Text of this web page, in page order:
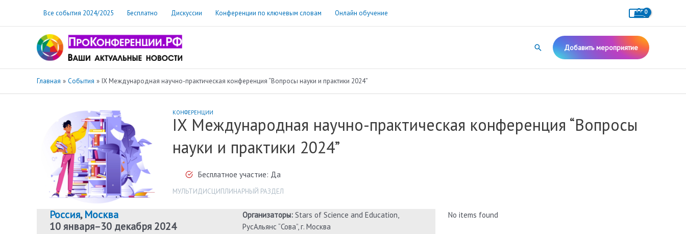
содержимому
Все события 2024/2025 Бесплатно Дискуссии Конференции по ключевым словам Онлайн обучение
Поиск Добавить мероприятие
Главная События IX Международная научно-практическая конференция “Вопросы науки и практики 2024”
КОНФЕРЕНЦИИ
IX Международная научно-практическая конференция “Вопросы
науки и практики 2024”
Бесплатное участие: Да
МУЛЬТИДИСЦИПЛИНАРНЫЙ РАЗДЕЛ
Россия,Москва
10 января–30 декабря 2024
Организаторы: Stars of Science and Education,
РусАльянс “Сова”, г. Москва
No items found